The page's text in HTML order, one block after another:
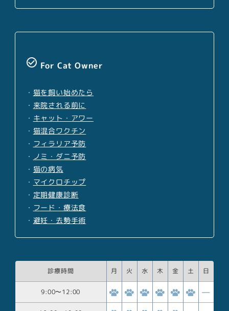
check_circle_outline For Cat Owner
・ 猫を飼い始めたら
・ 来院される前に
・ キャット・アワー
・ 猫混合ワクチン
・ フィラリア予防
・ ノミ・ダニ予防
・ 猫の病気
・ マイクロチップ
・ 定期健康診断
・ フード・療法食
・ 避妊・去勢手術
診療時間 月 火 水 木 金 土 日
9:00〜12:00